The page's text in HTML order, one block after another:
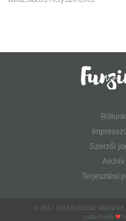
Rólunk
Szerzői
Archív
Terjesztési
© 2017-2018 FUNZINE Média
crafted with